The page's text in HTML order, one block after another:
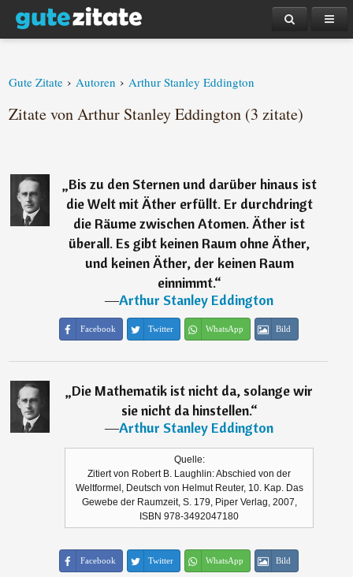
Gute Zitate › Autoren › Arthur Stanley Eddington
Zitate von Arthur Stanley Eddington (3 zitate)
„Bis zu den Sternen und darüber hinaus ist
die Welt mit Äther erfüllt. Er durchdringt
die Räume zwischen Atomen. Äther ist
überall. Es gibt keinen Raum ohne Äther,
und keinen Äther, der keinen Raum
einnimmt.“
―Arthur Stanley Eddington
Facebook Twitter WhatsApp Bild
„Die Mathematik ist nicht da, solange wir
sie nicht da hinstellen.“
―Arthur Stanley Eddington
Quelle:
Zitiert von Robert B. Laughlin: Abschied von der
Weltformel, Deutsch von Helmut Reuter, 10. Kap. Das
Gewebe der Raumzeit, S. 179, Piper Verlag, 2007,
ISBN 978-3492047180
Facebook Twitter WhatsApp Bild